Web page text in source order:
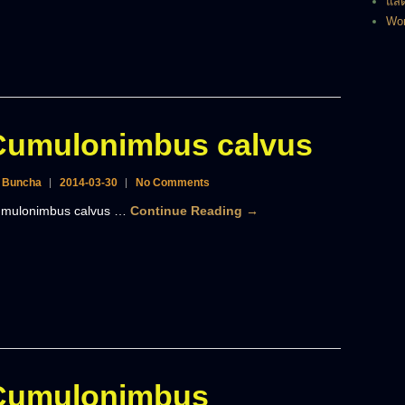
calvus
2014-03-30 No Comments
calvus … Continue Reading →